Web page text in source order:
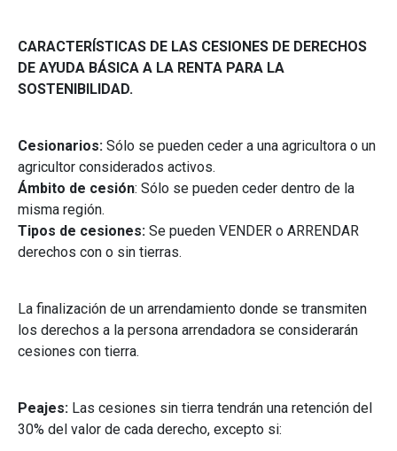
CARACTERÍSTICAS DE LAS CESIONES DE DERECHOS
DE AYUDA BÁSICA A LA RENTA PARA LA
SOSTENIBILIDAD.
Cesionarios: Sólo se pueden ceder a una agricultora o un
agricultor considerados activos.
Ámbito de cesión: Sólo se pueden ceder dentro de la
misma región.
Tipos de cesiones: Se pueden VENDER o ARRENDAR
derechos con o sin tierras.
La finalización de un arrendamiento donde se transmiten
los derechos a la persona arrendadora se considerarán
cesiones con tierra.
Peajes: Las cesiones sin tierra tendrán una retención del
30% del valor de cada derecho, excepto si: